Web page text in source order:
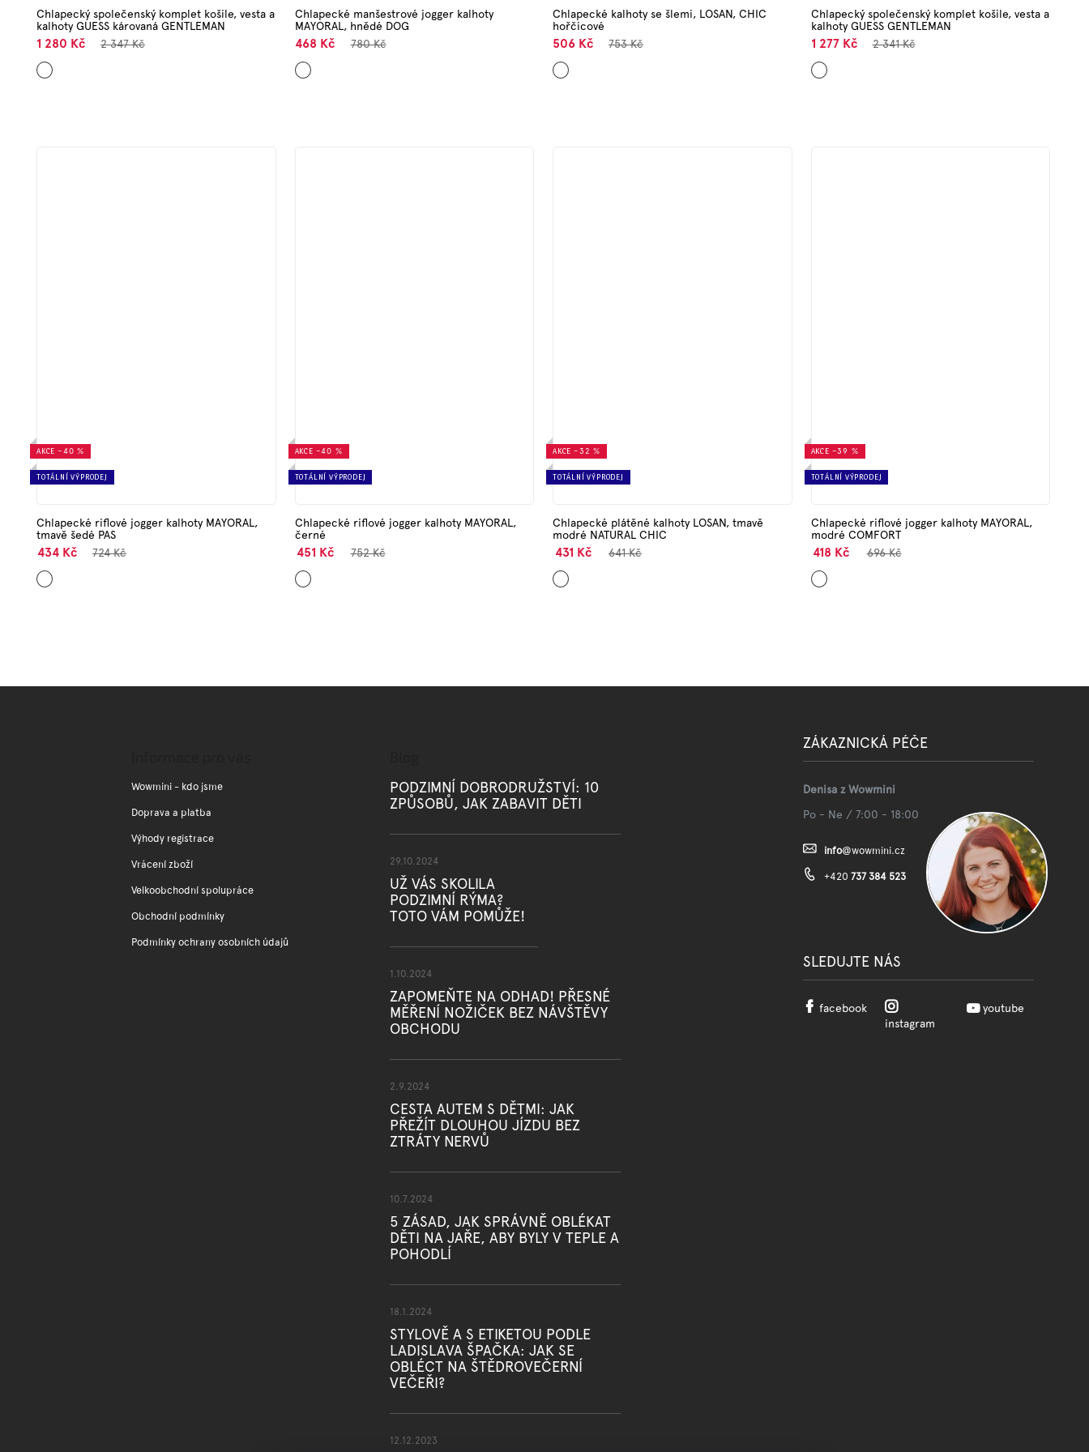
Chlapecký společenský komplet košile, vesta a
kalhoty GUESS károvaná GENTLEMAN
1 280 Kč 2 347 Kč
Mix
barev
Chlapecké manšestrové jogger kalhoty
MAYORAL, hnědé DOG
468 Kč 780 Kč
Hnědá
Chlapecké kalhoty se šlemi, LOSAN, CHIC
hořčicové
506 Kč 753 Kč
Hnědá
Chlapecký společenský komplet košile, vesta a
kalhoty GUESS GENTLEMAN
1 277 Kč 2 341 Kč
Tmavě
modrá
AKCE –40 %
TOTÁLNÍ VÝPRODEJ
Chlapecké riflové jogger kalhoty MAYORAL,
tmavě šedé PAS
434 Kč 724 Kč
Šedá
AKCE –40 %
TOTÁLNÍ VÝPRODEJ
Chlapecké riflové jogger kalhoty MAYORAL,
černé
451 Kč 752 Kč
Černá
AKCE –32 %
TOTÁLNÍ VÝPRODEJ
Chlapecké plátěné kalhoty LOSAN, tmavě
modré NATURAL CHIC
431 Kč 641 Kč
Tmavě
modrá
AKCE –39 %
TOTÁLNÍ VÝPRODEJ
Chlapecké riflové jogger kalhoty MAYORAL,
modré COMFORT
418 Kč 696 Kč
Modrá
v
í
p
r
k
Wowmini - kdo jsme
Doprava a platba
Výhody registrace
Vrácení zboží
Velkoobchodní spolupráce
Obchodní podmínky
Podmínky ochrany osobních údajů
PODZIMNÍ DOBRODRUŽSTVÍ: 10
ZPŮSOBŮ, JAK ZABAVIT DĚTI
29.10.2024
UŽ VÁS SKOLILA
PODZIMNÍ RÝMA?
TOTO VÁM POMŮŽE!
1.10.2024
ZAPOMEŇTE NA ODHAD! PŘESNÉ
MĚŘENÍ NOŽIČEK BEZ NÁVŠTĚVY
OBCHODU
2.9.2024
CESTA AUTEM S DĚTMI: JAK
PŘEŽÍT DLOUHOU JÍZDU BEZ
ZTRÁTY NERVŮ
10.7.2024
5 ZÁSAD, JAK SPRÁVNĚ OBLÉKAT
DĚTI NA JAŘE, ABY BYLY V TEPLE A
POHODLÍ
18.1.2024
STYLOVĚ A S ETIKETOU PODLE
LADISLAVA ŠPAČKA: JAK SE
OBLÉCT NA ŠTĚDROVEČERNÍ
VEČEŘI?
12.12.2023
ZÁKAZNICKÁ PÉČE
Denisa z Wowmini
Po - Ne / 7:00 - 18:00
info@wowmini.cz
+420 737 384 523
SLEDUJTE NÁS
facebook
instagram
youtube